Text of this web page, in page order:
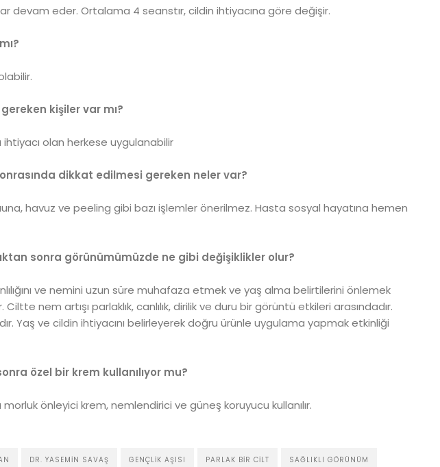
devam eder. Ortalama 4 seanstır, cildin ihtiyacına göre değişir.
kişiler var mı?
ihtiyacı olan herkese uygulanabilir
dikkat edilmesi gereken neler var?
havuz ve peeling gibi bazı işlemler önerilmez. Hasta sosyal hayatına hemen
sonra görünümümüzde ne gibi değişiklikler olur?
ve nemini uzun süre muhafaza etmek ve yaş alma belirtilerini önlemek
Ciltte nem artışı parlaklık, canlılık, dirilik ve duru bir görüntü etkileri arasındadır.
Yaş ve cildin ihtiyacını belirleyerek doğru ürünle uygulama yapmak etkinliği
özel bir krem kullanılıyor mu?
önleyici krem, nemlendirici ve güneş koruyucu kullanılır.
DR. YASEMIN SAVAŞ GENÇLIK AŞISI PARLAK BIR CILT SAĞLIKLI GÖRÜNÜM